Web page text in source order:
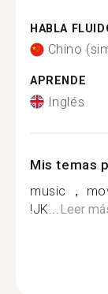
HABLA
Chino
APRENDE
Inglés
Mis temas
music ，
!JK... Leer